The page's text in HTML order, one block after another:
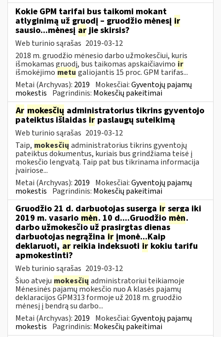
Kokie GPM tarifai bus taikomi mokant
atlyginimą už gruodį – gruodžio mėnesį ir
sausio...mėnesį arjie skirsis?
Web turinio sąrašas 2019-03-12
2018 m. gruodžio mėnesio darbo užmokesčiui, kuris
išmokamas gruodį, bus taikomas apskaičiavimo ir
išmokėjimo metu galiojantis 15 proc. GPM tarifas...
Metai (Archyvas): 2019 Mokesčiai:Gyventojų pajamų
mokestis Pagrindinis: Mokesčių pakeitimai
Ar mokesčių administratorius tikrins gyventojo
pateiktus išlaidas ir paslaugų suteikimą
Web turinio sąrašas 2019-03-12
Taip, mokesčių administratorius tikrins gyventojų
pateiktus dokumentus, kuriais bus grindžiama teisė į
mokesčio lengvatą. Taip pat bus tikrinama informacija
įvairiose...
Metai (Archyvas): 2019 Mokesčiai:Gyventojų pajamų
mokestis Pagrindinis: Mokesčių pakeitimai
Gruodžio 21 d. darbuotojas suserga ir serga iki
2019 m. vasario mėn. 10 d....Gruodžio mėn.
darbo užmokesčio už prasirgtas dienas
darbuotojas negrąžina ir įmonė...Kaip
deklaruoti, ar reikia indeksuoti ir kokiu tarifu
apmokestinti?
Web turinio sąrašas 2019-03-12
Šiuo atveju mokesčių administratoriui teikiamoje
Mėnesinės pajamų mokesčio nuo A klasės pajamų
deklaracijos GPM313 formoje už 2018 m. gruodžio
mėnesį į bendrą su darbo...
Metai (Archyvas): 2019 Mokesčiai:Gyventojų pajamų
mokestis Pagrindinis: Mokesčių pakeitimai